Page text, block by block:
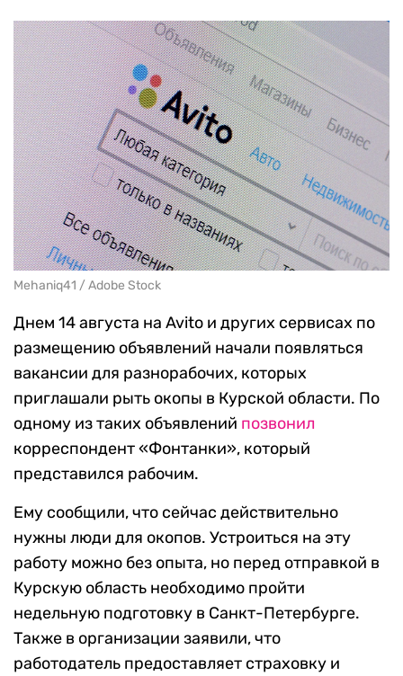
Mehaniq41 / Adobe Stock
Днем 14 августа на Avito и других сервисах по
размещению объявлений начали появляться
вакансии для разнорабочих, которых
приглашали рыть окопы в Курской области. По
одному из таких объявлений позвонил
корреспондент «Фонтанки», который
представился рабочим.
Ему сообщили, что сейчас действительно
нужны люди для окопов. Устроиться на эту
работу можно без опыта, но перед отправкой в
Курскую область необходимо пройти
недельную подготовку в Санкт-Петербурге.
Также в организации заявили, что
работодатель предоставляет страховку и